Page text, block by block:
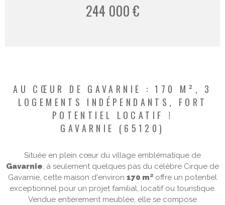
244 000 €
AU CŒUR DE GAVARNIE : 170 M², 3
LOGEMENTS INDÉPENDANTS, FORT
POTENTIEL LOCATIF !
GAVARNIE (65120)
Située en plein cœur du village emblématique de
Gavarnie, à seulement quelques pas du célèbre Cirque de
Gavarnie, cette maison d'environ 170 m² offre un potentiel
exceptionnel pour un projet familial, locatif ou touristique.
Vendue entièrement meublée, elle se compose